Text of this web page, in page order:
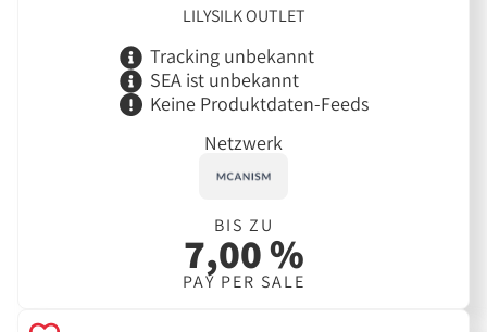
LILYSILK OUTLET
Tracking unbekannt
SEA ist unbekannt
Keine Produktdaten-Feeds
Netzwerk
BIS ZU
7,00 %
PAY PER SALE